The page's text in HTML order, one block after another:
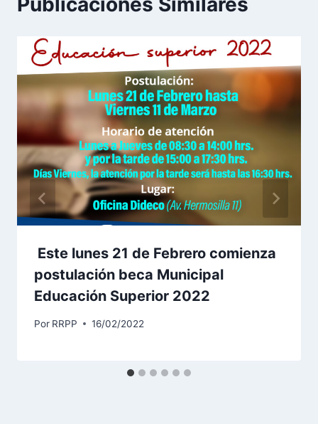
Este lunes 21 de Febrero comienza
postulación beca Municipal
Educación Superior 2022
Por RRPP 16/02/2022